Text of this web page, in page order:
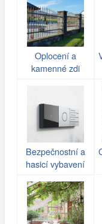
Oplocení a
kamenné zdi
Bezpečnostní a
hasicí vybavení